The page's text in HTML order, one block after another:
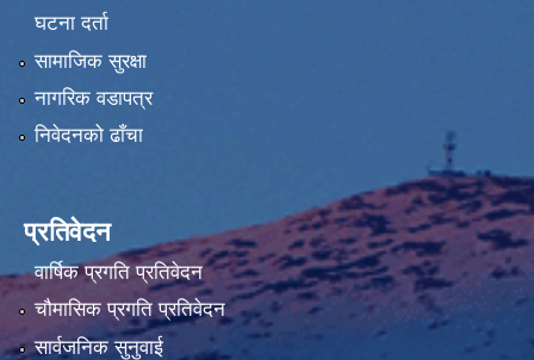
घटना दर्ता
सामाजिक सुरक्षा
नागरिक वडापत्र
निवेदनको ढाँचा
प्रतिवेदन
वार्षिक प्रगति प्रतिवेदन
चौमासिक प्रगति प्रतिवेदन
सार्वजनिक सुनुवाई